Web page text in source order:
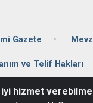
Gazete
ve Telif Hakları
Eski Tekel Binası
hizmet